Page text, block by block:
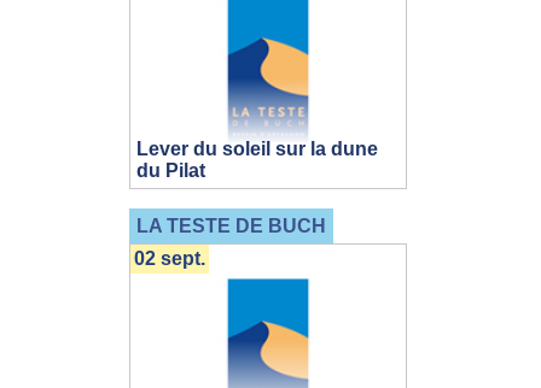
Lever du soleil sur la dune
du Pilat
LA TESTE DE BUCH
02 sept.